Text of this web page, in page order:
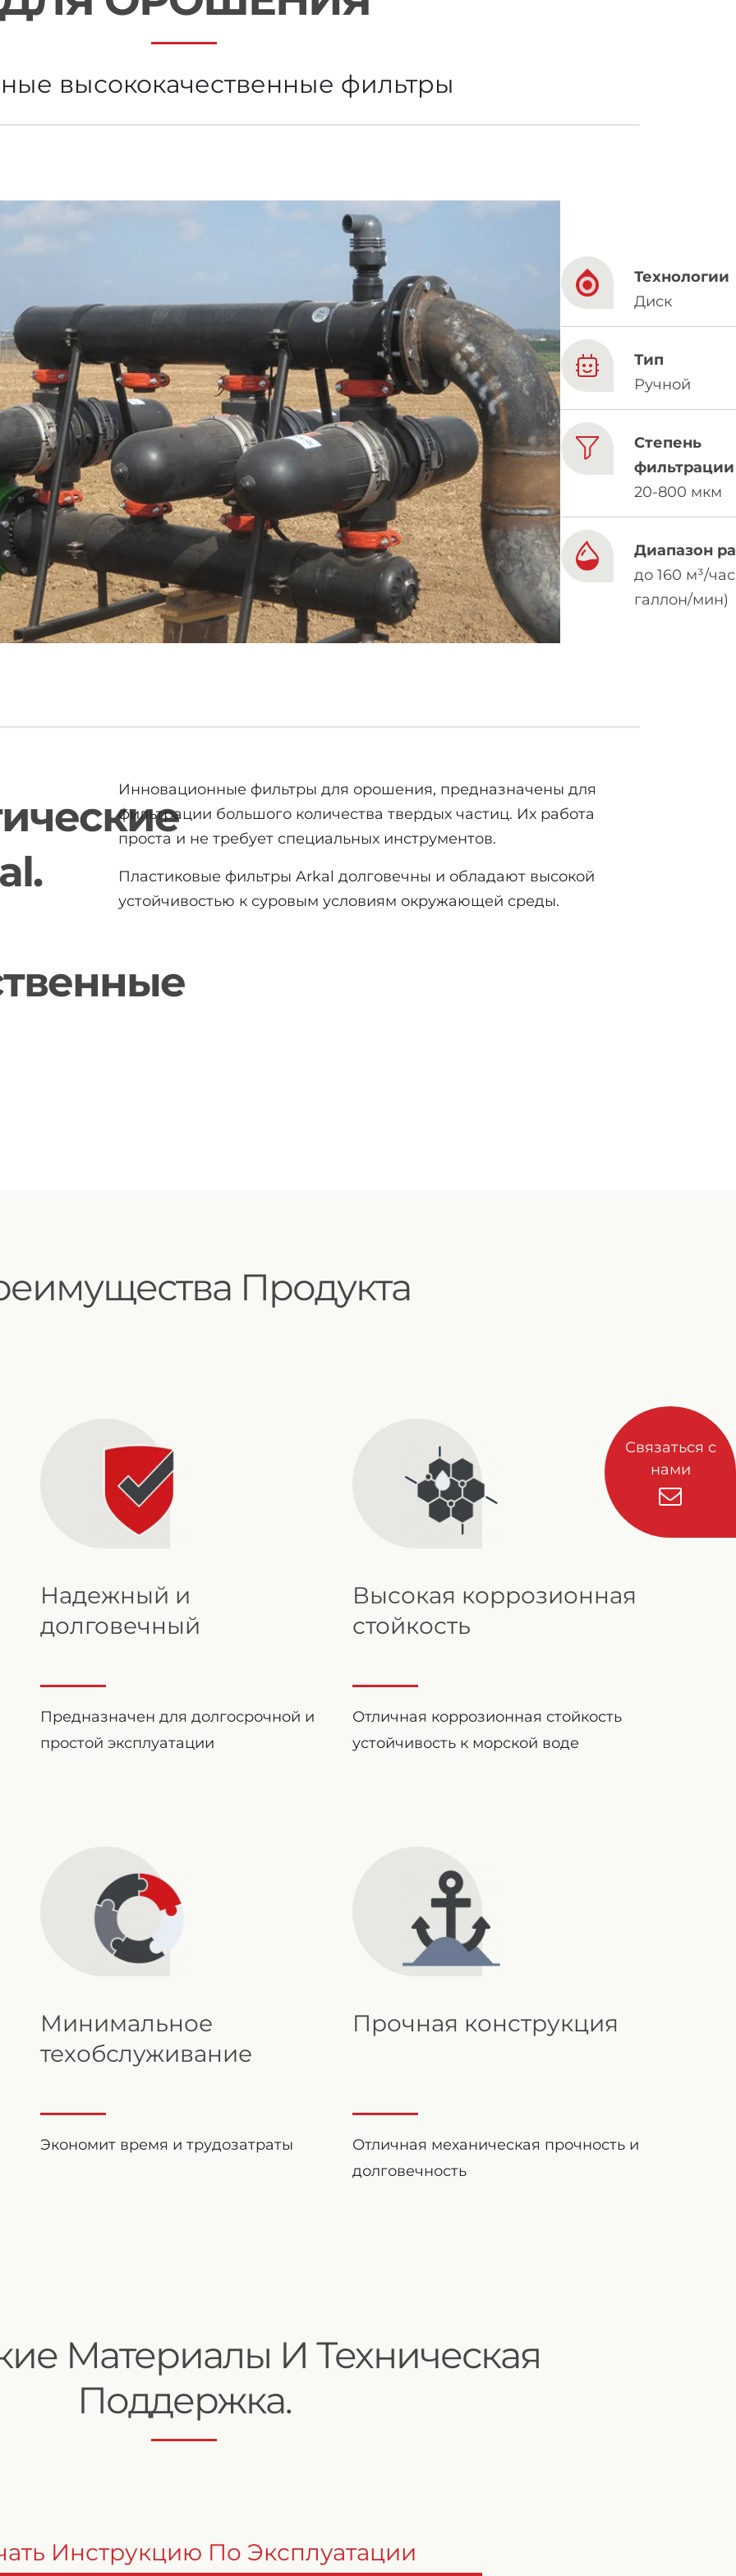
Israel
- English
высококачественные фильтры
Технологии
Диск
Тип
Ручной
Степень
фильтрации
20-800 мкм
Диапазон
до 160 м³/
галлон/мин)
Инновационные фильтры для орошения, предназначены для
фильтрации большого количества твердых частиц. Их работа
проста и не требует специальных инструментов.
Пластиковые фильтры Arkal долговечны и обладают высокой
устойчивостью к суровым условиям окружающей среды.
Продукта
Надежный и
долговечный
Предназначен для долгосрочной и
простой эксплуатации
Высокая коррозионная
стойкость
Отличная коррозионная стойкость
устойчивость к морской воде
Минимальное
техобслуживание
Экономит время и трудозатраты
Прочная конструкция
Отличная механическая прочность и
долговечность
Материалы И Техническая
Поддержка.
Инструкцию По Эксплуатации
Связаться с
нами